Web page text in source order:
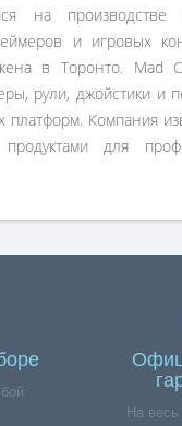
на
и игровых
в Торонто. Mad
рули, джойстики и
платформ. Компания
для
На весь